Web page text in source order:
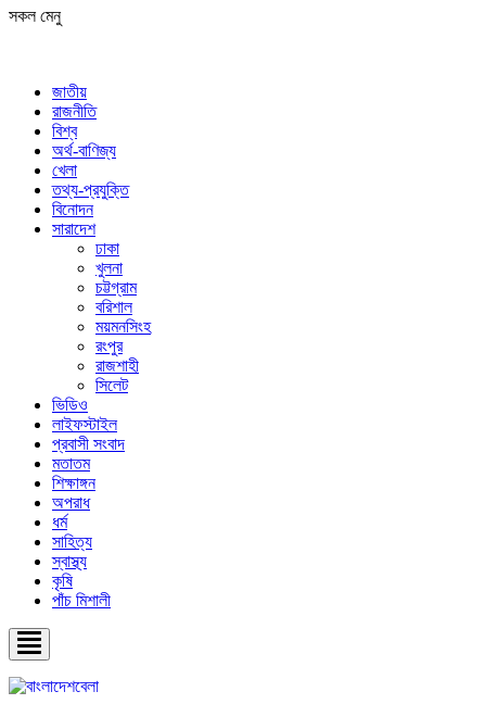
সকল মেনু
জাতীয়
রাজনীতি
বিশ্ব
অর্থ-বাণিজ্য
খেলা
তথ্য-প্রযুক্তি
বিনোদন
সারাদেশ
ঢাকা
খুলনা
চট্টগ্রাম
বরিশাল
ময়মনসিংহ
রংপুর
রাজশাহী
সিলেট
ভিডিও
লাইফস্টাইল
প্রবাসী সংবাদ
মতাতম
শিক্ষাঙ্গন
অপরাধ
ধর্ম
সাহিত্য
স্বাস্থ্য
কৃষি
পাঁচ মিশালী